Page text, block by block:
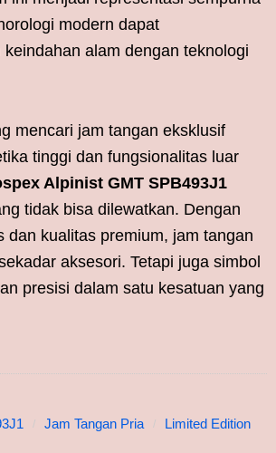
modern dapat
alam dengan teknologi
mencari jam tangan eksklusif
tinggi dan fungsionalitas luar
Alpinist GMT SPB493J1
tidak bisa dilewatkan. Dengan
dan kualitas premium, jam tangan
aksesori. Tetapi juga simbol
presisi dalam satu kesatuan yang
Jam Tangan Pria
Limited Edition